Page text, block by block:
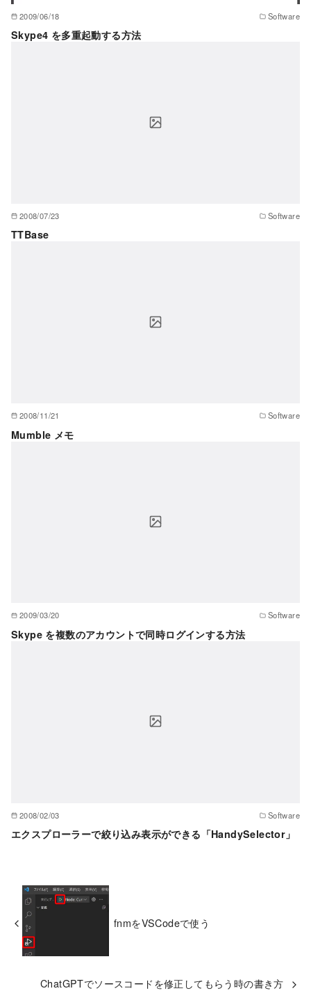
2009/06/18 Software
Skype4 を多重起動する方法
2008/07/23 Software
TTBase
2008/11/21 Software
Mumble メモ
2009/03/20 Software
Skype を複数のアカウントで同時ログインする方法
2008/02/03 Software
エクスプローラーで絞り込み表示ができる「HandySelector」
fnmをVSCodeで使う
ChatGPTでソースコードを修正してもらう時の書き方